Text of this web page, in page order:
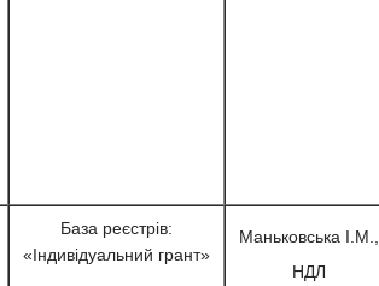
База реєстрів:
«Індивідуальний грант»
Маньковська І.М.,
НДЛ